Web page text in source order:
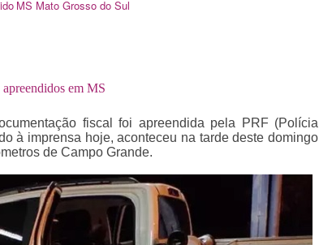
MS Mato Grosso do Sul
em MS
fiscal foi apreendida pela PRF (Polícia
à imprensa hoje, aconteceu na tarde deste domingo
de Campo Grande.